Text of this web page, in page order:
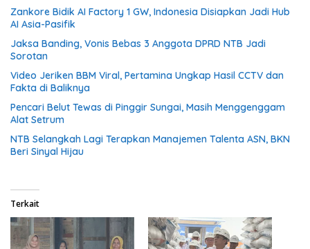
Zankore Bidik AI Factory 1 GW, Indonesia Disiapkan Jadi Hub
AI Asia-Pasifik
Jaksa Banding, Vonis Bebas 3 Anggota DPRD NTB Jadi
Sorotan
Video Jeriken BBM Viral, Pertamina Ungkap Hasil CCTV dan
Fakta di Baliknya
Pencari Belut Tewas di Pinggir Sungai, Masih Menggenggam
Alat Setrum
NTB Selangkah Lagi Terapkan Manajemen Talenta ASN, BKN
Beri Sinyal Hijau
Terkait